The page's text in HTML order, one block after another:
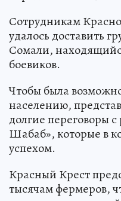
Сотрудникам
удалось доставить
Сомали,
боевиков.
Чтобы была
населению,
долгие переговоры
Шабаб», которые в
успехом.
Красный Крест
тысячам фермеров,